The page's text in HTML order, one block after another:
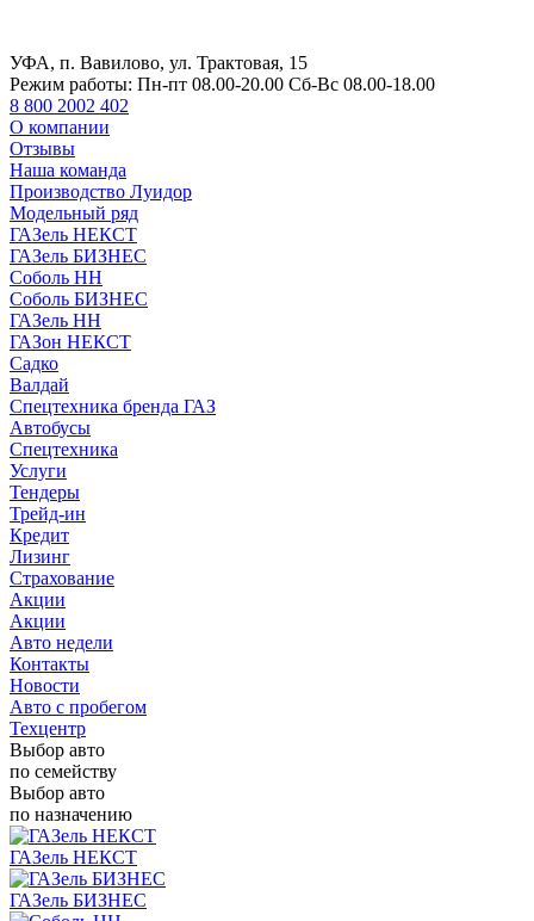
УФА, п. Вавилово, ул. Трактовая, 15
Режим работы: Пн-пт 08.00-20.00 Сб-Вс 08.00-18.00
8 800 2002 402
О компании
Отзывы
Наша команда
Производство Луидор
Модельный ряд
ГАЗель НЕКСТ
ГАЗель БИЗНЕС
Соболь НН
Соболь БИЗНЕС
ГАЗель НН
ГАЗон НЕКСТ
Садко
Валдай
Спецтехника бренда ГАЗ
Автобусы
Спецтехника
Услуги
Тендеры
Трейд-ин
Кредит
Лизинг
Страхование
Акции
Акции
Авто недели
Контакты
Новости
Авто с пробегом
Техцентр
Выбор авто
по семейству
Выбор авто
по назначению
ГАЗель НЕКСТ
ГАЗель БИЗНЕС